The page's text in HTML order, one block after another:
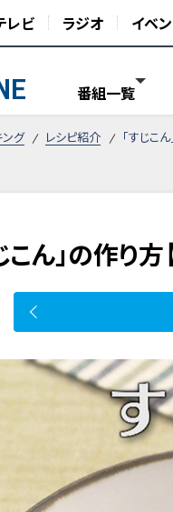
レビ ラジオ イベ
番組一覧
グ レシピ紹介 「すじこ
こん」の作り